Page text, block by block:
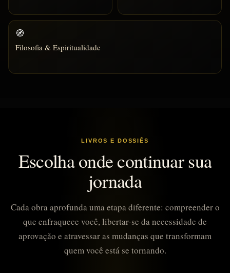
🧭
Filosofia & Espiritualidade
LIVROS E DOSSIÊS
Escolha onde continuar sua
jornada
Cada obra aprofunda uma etapa diferente: compreender o
que enfraquece você, libertar-se da necessidade de
aprovação e atravessar as mudanças que transformam
quem você está se tornando.